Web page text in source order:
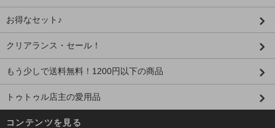
お得なセット♪
クリアランス・セール！
もう少しで送料無料！1200円以下の商品
トゥトゥル店主の愛用品
コンテンツを見る